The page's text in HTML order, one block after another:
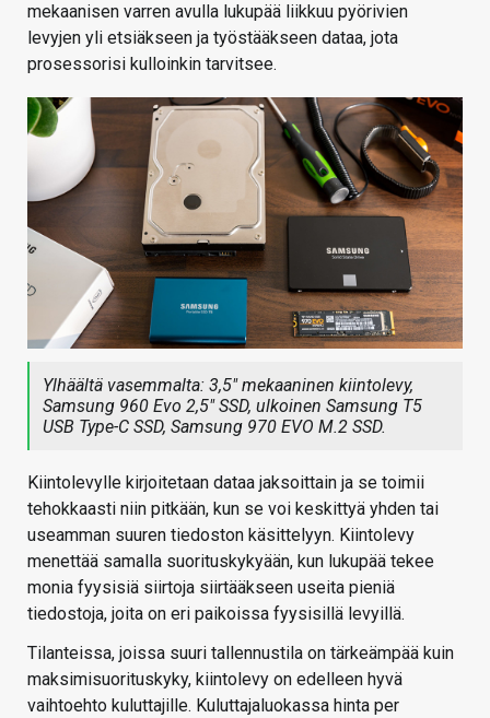
mekaanisen varren avulla lukupää liikkuu pyörivien
levyjen yli etsiäkseen ja työstääkseen dataa, jota
prosessorisi kulloinkin tarvitsee.
Ylhäältä vasemmalta: 3,5″ mekaaninen kiintolevy,
Samsung 960 Evo 2,5″ SSD, ulkoinen Samsung T5
USB Type-C SSD, Samsung 970 EVO M.2 SSD.
Kiintolevylle kirjoitetaan dataa jaksoittain ja se toimii
tehokkaasti niin pitkään, kun se voi keskittyä yhden tai
useamman suuren tiedoston käsittelyyn. Kiintolevy
menettää samalla suorituskykyään, kun lukupää tekee
monia fyysisiä siirtoja siirtääkseen useita pieniä
tiedostoja, joita on eri paikoissa fyysisillä levyillä.
Tilanteissa, joissa suuri tallennustila on tärkeämpää kuin
maksimisuorituskyky, kiintolevy on edelleen hyvä
vaihtoehto kuluttajille. Kuluttajaluokassa hinta per